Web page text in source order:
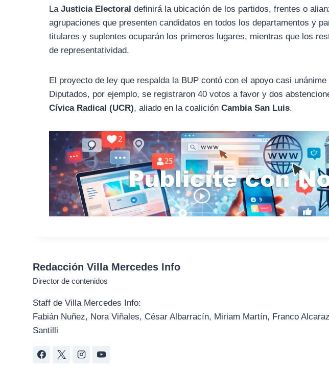
LaJusticia Electoral definirá la ubicación de los partidos, frentes o
agrupaciones que presenten candidatos en todos los departamentos y
titulares y suplentes ocuparán los primeros lugares, mientras que los
de representatividad.
El proyecto de ley que respalda la BUP contó con el apoyo casi
Diputados, por ejemplo, se registraron 40 votos a favor y dos
Cívica Radical (UCR), aliado en la coaliciónCambia San Luis.
Redacción Villa Mercedes Info
Director de contenidos
Staff de Villa Mercedes Info:
Fabián Nuñez, Nora Viñales, César Albarracín, Miriam Martín, Franco
Santilli